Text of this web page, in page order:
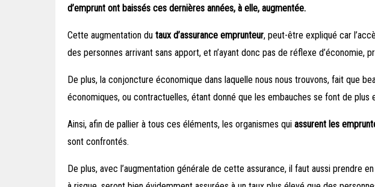
d’emprunt ont baissés ces dernières années, à elle, augmentée.
Cette augmentation du taux d’assurance emprunteur, peut-être expliqué car
des personnes arrivant sans apport, et n’ayant donc pas de réflexe
De plus, la conjoncture économique dans laquelle nous nous trouvons, fait que
économiques, ou contractuelles, étant donné que les embauches se font de
Ainsi, afin de pallier à tous ces éléments, les organismes qui assurent les
sont confrontés.
De plus, avec l’augmentation générale de cette assurance, il faut aussi